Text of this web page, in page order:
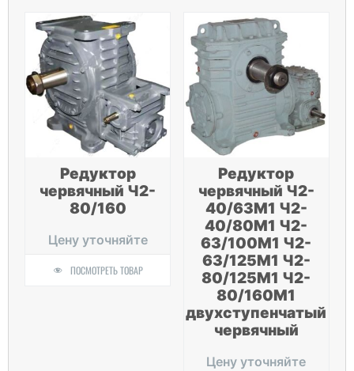
Редуктор
червячный Ч2-
80/160
Цену уточняйте
ПОСМОТРЕТЬ ТОВАР
Редуктор
червячный Ч2-
40/63М1 Ч2-
40/80М1 Ч2-
63/100М1 Ч2-
63/125М1 Ч2-
80/125М1 Ч2-
80/160М1
двухступенчатый
червячный
Цену уточняйте